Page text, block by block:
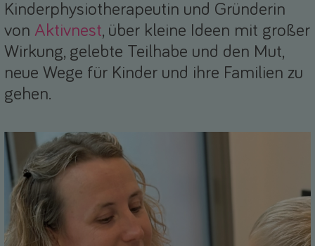
Kinderphysiotherapeutin und Gründerin
von Aktivnest, über kleine Ideen mit großer
Wirkung, gelebte Teilhabe und den Mut,
neue Wege für Kinder und ihre Familien zu
gehen.